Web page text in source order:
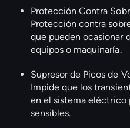
Protección Contra
Protección contra
que pueden ocasionar
equipos o maquinaría.
Supresor de Picos de
Impide que los
en el sistema eléctrico
sensibles.